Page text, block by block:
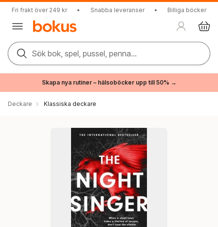
Fri frakt över 249 kr • Snabba leveranser • Billiga böcker
Sök bok, spel, pussel, penna...
Skapa nya rutiner – hälsoböcker upp till 50% →
Deckare Klassiska deckare